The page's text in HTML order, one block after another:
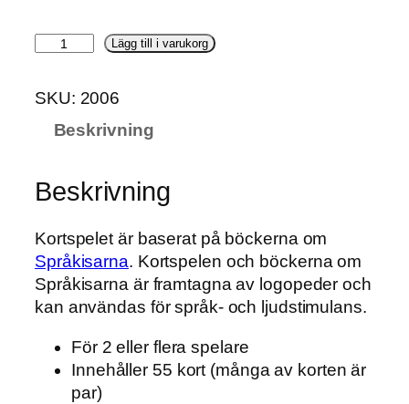
c
k
a
a
s
–
k
Lägg till i varukorg
SKU: 2006
Beskrivning
Beskrivning
Kortspelet är baserat på böckerna om
Språkisarna. Kortspelen och böckerna om
Språkisarna är framtagna av logopeder och
kan användas för språk- och ljudstimulans.
För 2 eller flera spelare
Innehåller 55 kort (många av korten är
par)